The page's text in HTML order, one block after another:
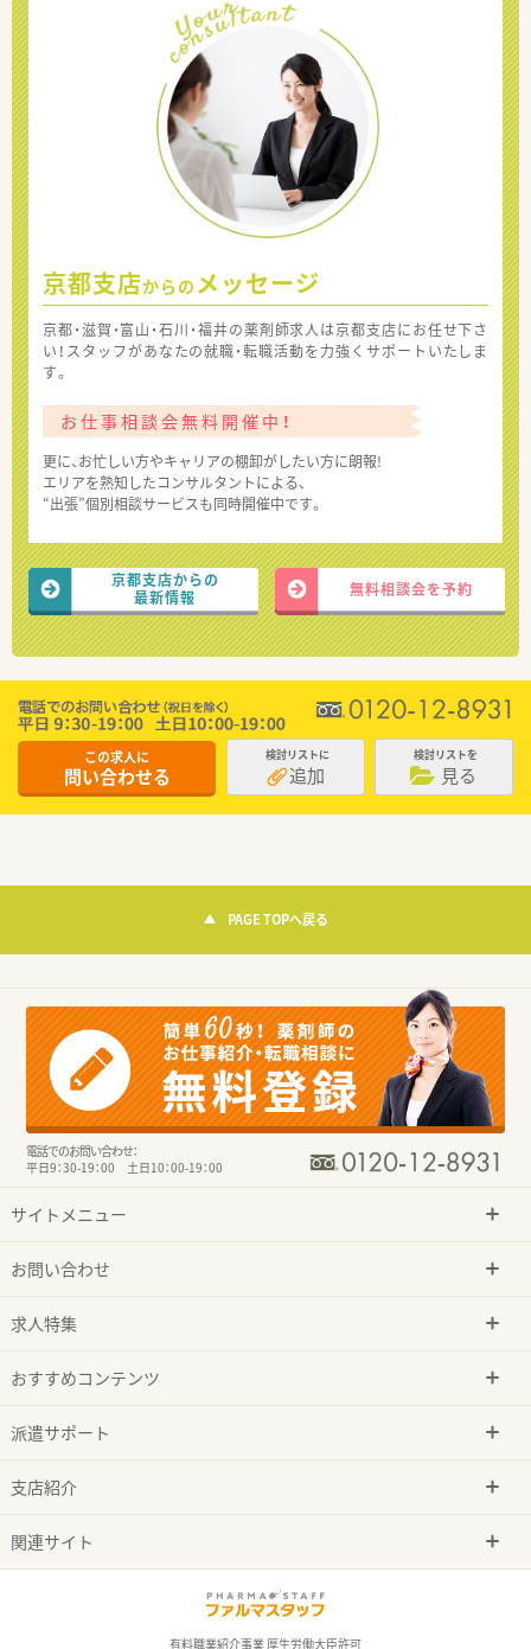
京都支店からの メッセージ
京都・滋賀・富山・石川・福井の薬剤師求人は京都支店にお任せ下さ
い！スタッフがあなたの就職・転職活動を力強くサポートいたしま
す。
お仕事相談会無料開催中！
更に、お忙しい方やキャリアの棚卸がしたい方に朗報!
エリアを熟知したコンサルタントによる、
“出張”個別相談サービスも同時開催中です。
京都支店からの
最新情報
無料相談会を予約
この求人に
問い合わせる
検討リストに
追加
検討リストを
見る
PAGE TOPへ戻る
電話でのお問い合わせ：
平日9：30-19：00 土日10：00-19：00
サイトメニュー
お問い合わせ
求人特集
おすすめコンテンツ
派遣サポート
支店紹介
関連サイト
有料職業紹介事業 厚生労働大臣許可